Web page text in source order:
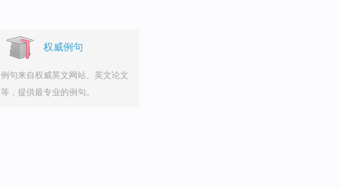
权威例句
例句来自权威英文网站、英文论文
等，提供最专业的例句。